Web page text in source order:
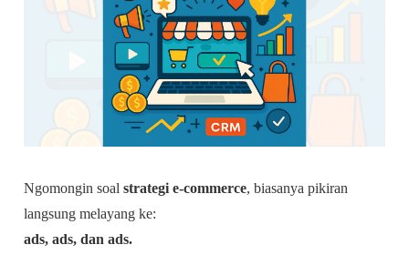
Ngomongin soalstrategi e-commerce, biasanya pikiran
langsung melayang ke:
ads, ads, dan ads.